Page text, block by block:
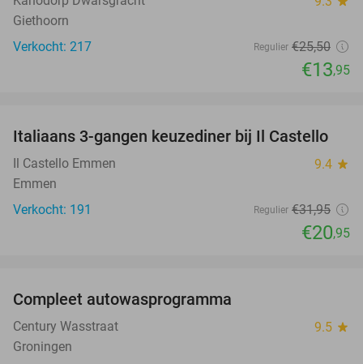
Giethoorn
Verkocht: 217
Regulier €25,50
€13,95
34%
Italiaans 3-gangen keuzediner bij Il Castello
Il Castello Emmen 9.4 star
Emmen
Verkocht: 191
Regulier €31,95
€20,95
Compleet autowasprogramma
Century Wasstraat 9.5 star
Groningen